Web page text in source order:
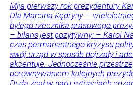
Mija pierwszy rok prezydentury
Dla Marcina Kędryny –
byłego rzecznika prasowego
– bilans jest pozytywny: – Karol
czas permanentnego kryzysu
swój urząd w sposób dojrzały i
akcentuje. Jednocześnie
porównywaniem kolejnych
Duda zdał w paru sytuacjach